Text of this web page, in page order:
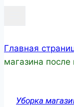
Главная
магазина после
Уборка